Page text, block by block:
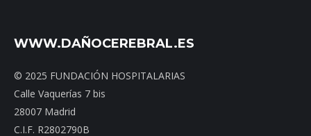
WWW.DAÑOCEREBRAL.ES
© 2025 FUNDACIÓN HOSPITALARIAS
Calle Vaquerías 7 bis
28007 Madrid
C.I.F. R2802790B